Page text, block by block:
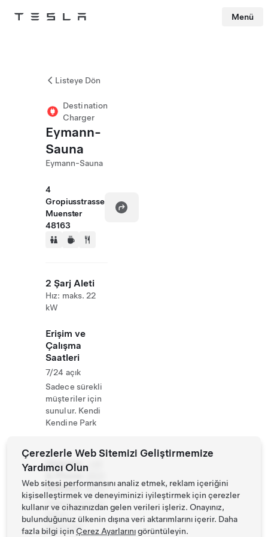
Tesla Menü
Listeye Dön
Destination
Charger
Eymann-
Sauna
Eymann-Sauna
4
Gropiusstrasse
Muenster
48163
2 Şarj Aleti
Hız: maks. 22
kW
Erişim ve
Çalışma
Saatleri
7/24 açık
Sadece sürekli
müşteriler için
sunulur. Kendi
Kendine Park
Website
Number
+49
5777
https://www.ey
mann-
sauna.de/
Çerezlerle Web Sitemizi Geliştirmemize
Yardımcı Olun
Web sitesi performansını analiz etmek, reklam içeriğini
kişiselleştirmek ve deneyiminizi iyileştirmek için çerezler
kullanır ve cihazınızdan gelen verileri işleriz. Onayınız,
bulunduğunuz ülkenin dışına veri aktarımlarını içerir. Daha
fazla bilgi için Çerez Ayarlarınıgörüntüleyin.